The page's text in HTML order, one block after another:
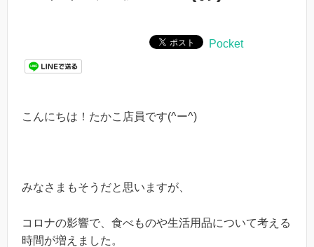
Pocket
こんにちは！たかこ店員です(^ー^)
みなさまもそうだと思いますが、
コロナの影響で、食べものや生活用品について考える
時間が増えました。